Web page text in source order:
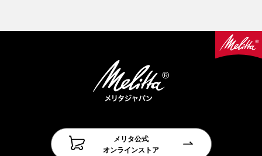
メリタ公式
オンラインストア